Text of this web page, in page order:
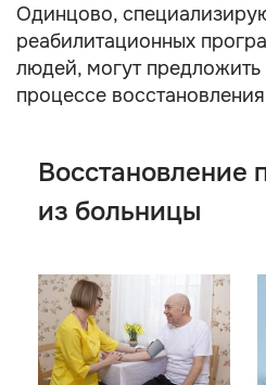
Одинцово,
реабилитационных
людей, могут
процессе
Восстановление
из больницы